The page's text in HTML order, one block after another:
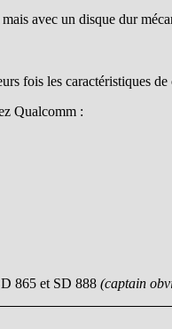
avec un disque dur
fois les caractéristiques
Qualcomm :
865 et SD 888 (captain